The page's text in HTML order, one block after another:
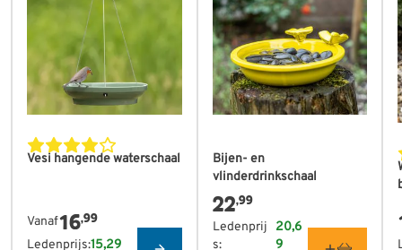
Vesi hangende waterschaal
De prijs is afhankelijk van de gekozen opties op de
Vanaf16,99
Ledenprijs:15,29
Bijen- en
vlinderdrinkschaal
22,99
Ledenprij
s:
20,6
9